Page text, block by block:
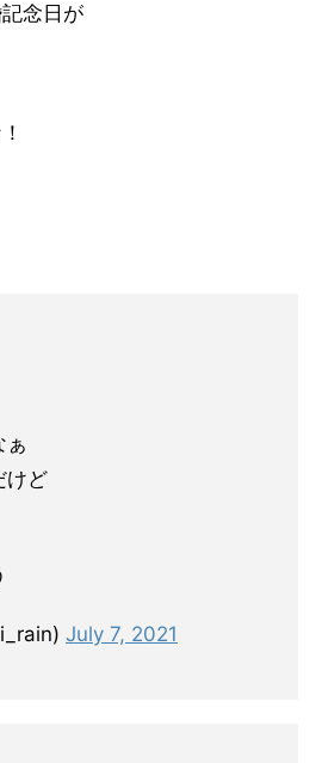
念日が
ぁ
けど
July 7, 2021